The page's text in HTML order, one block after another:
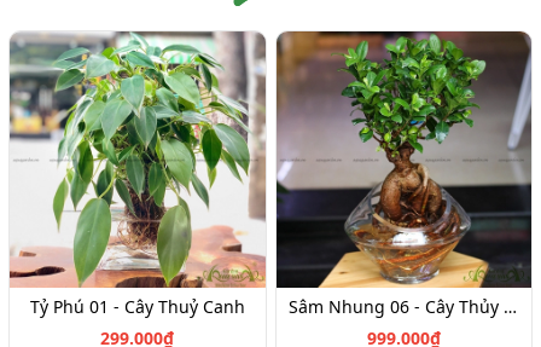
Tỷ Phú 01 - Cây Thuỷ Canh
299.000₫
Sâm Nhung 06 - Cây Thủy Canh
999.000₫